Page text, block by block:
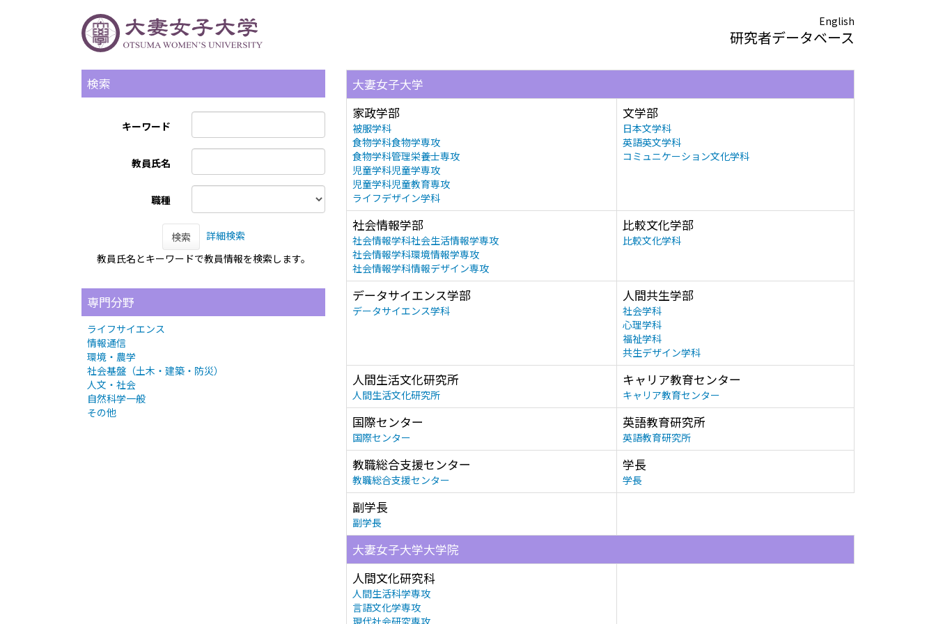
English
研究者データベース
検索
キーワード
教員氏名
職種
検索
詳細検索
教員氏名とキーワードで教員情報を検索します。
専門分野
ライフサイエンス
情報通信
環境・農学
社会基盤（土木・建築・防災）
人文・社会
自然科学一般
その他
大妻女子大学
家政学部
被服学科
食物学科食物学専攻
食物学科管理栄養士専攻
児童学科児童学専攻
児童学科児童教育専攻
ライフデザイン学科
文学部
日本文学科
英語英文学科
コミュニケーション文化学科
社会情報学部
社会情報学科社会生活情報学専攻
社会情報学科環境情報学専攻
社会情報学科情報デザイン専攻
比較文化学部
比較文化学科
データサイエンス学部
データサイエンス学科
人間共生学部
社会学科
心理学科
福祉学科
共生デザイン学科
人間生活文化研究所
人間生活文化研究所
キャリア教育センター
キャリア教育センター
国際センター
国際センター
英語教育研究所
英語教育研究所
教職総合支援センター
教職総合支援センター
学長
学長
副学長
副学長
大妻女子大学大学院
人間文化研究科
人間生活科学専攻
言語文化学専攻
現代社会研究専攻